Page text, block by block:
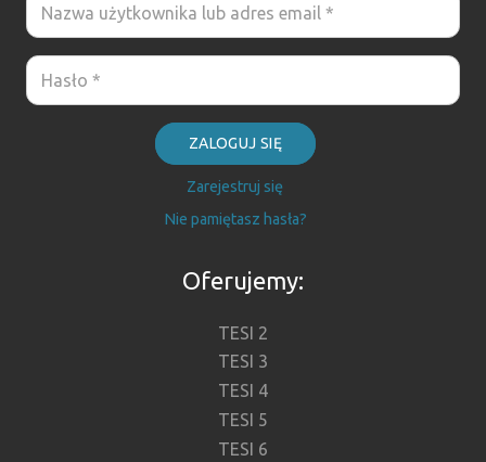
ZALOGUJ SIĘ
Zarejestruj się
Nie pamiętasz hasła?
Oferujemy:
TESI 2
TESI 3
TESI 4
TESI 5
TESI 6